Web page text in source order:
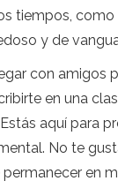
tiempos, como
y de
con amigos
en una
aquí para
No te
en